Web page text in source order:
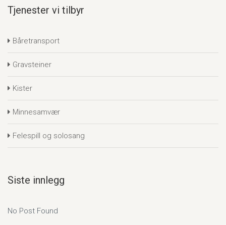
Tjenester vi tilbyr
Båretransport
Gravsteiner
Kister
Minnesamvær
Felespill og solosang
Siste innlegg
No Post Found